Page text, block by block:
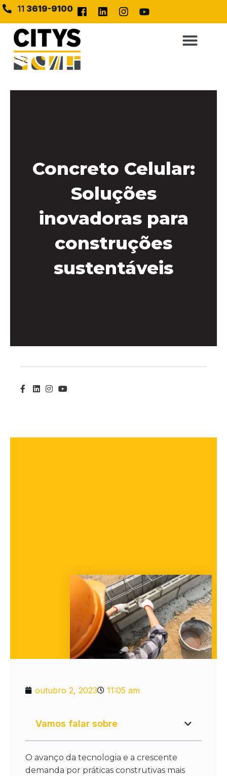
11 3619-9100
Concreto Celular:
Soluções
inovadoras para
construções
sustentáveis
outubro 2, 2023 11:05 am
Vamos falar sobre
O avanço da tecnologia e a crescente
demanda por práticas construtivas mais